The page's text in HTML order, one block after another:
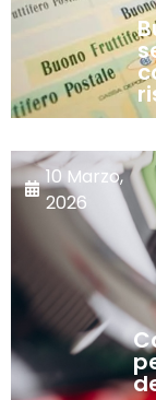
10 Marzo,
2026